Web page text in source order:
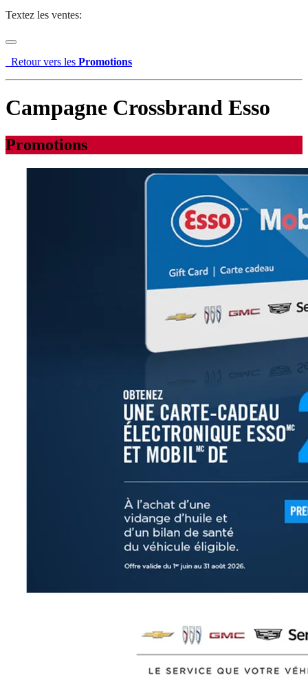
Textez les ventes:
Retour vers les Promotions
Campagne Crossbrand Esso
Promotions